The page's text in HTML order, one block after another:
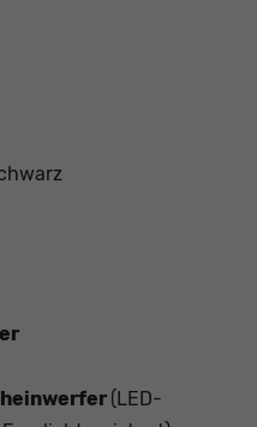
(LED-